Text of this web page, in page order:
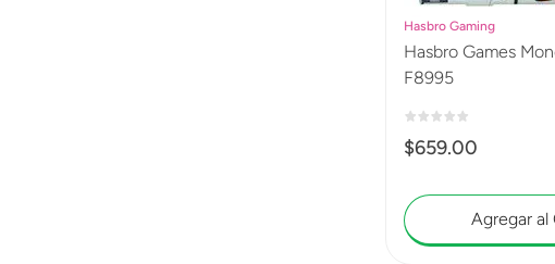
Hasbro Gaming
Hasbro Games
F8995
$659.00
Agregar al